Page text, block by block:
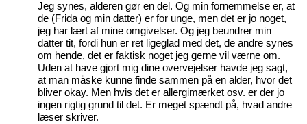
Jeg synes, alderen gør en del. Og min fornemmelse er, at
de (Frida og min datter) er for unge, men det er jo noget,
jeg har lært af mine omgivelser. Og jeg beundrer min
datter tit, fordi hun er ret ligeglad med det, de andre synes
om hende, det er faktisk noget jeg gerne vil værne om.
Uden at have gjort mig dine overvejelser havde jeg sagt,
at man måske kunne finde sammen på en alder, hvor det
bliver okay. Men hvis det er allergimærket osv. er der jo
ingen rigtig grund til det. Er meget spændt på, hvad andre
læser skriver.